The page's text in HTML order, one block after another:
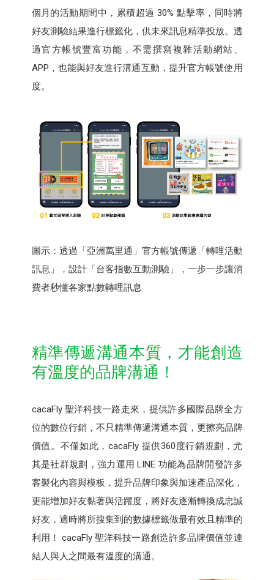
個月的活動期間中，累積超過 30% 點擊率，同時將
好友測驗結果進行標籤化，供未來訊息精準投放。透
過官方帳號豐富功能，不需撰寫複雜活動網站、
APP，也能與好友進行溝通互動，提升官方帳號使用
度。
圖示：透過「亞洲萬里通」官方帳號傳遞「轉哩活動
訊息」，設計「台客指數互動測驗」，一步一步讓消
費者秒懂各家點數轉哩訊息
精準傳遞溝通本質，才能創造
有溫度的品牌溝通！
cacaFly 聖洋科技一路走來，提供許多國際品牌全方
位的數位行銷，不只精準傳遞溝通本質，更擦亮品牌
價值。不僅如此，cacaFly 提供360度行銷規劃，尤
其是社群規劃，強力運用 LINE 功能為品牌開發許多
客製化內容與模板，提升品牌印象與加速產品深化，
更能增加好友黏著與活躍度，將好友逐漸轉換成忠誠
好友，適時將所搜集到的數據標籤做最有效且精準的
利用！ cacaFly 聖洋科技一路創造許多品牌價值並連
結人與人之間最有溫度的溝通。